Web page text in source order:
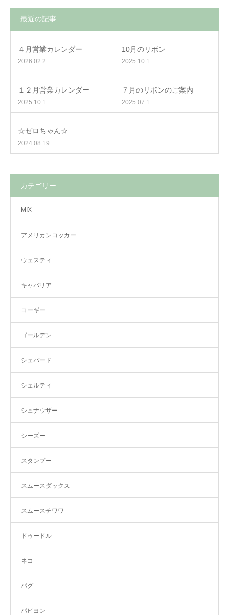
最近の記事
４月営業カレンダー
2026.02.2
10月のリボン
2025.10.1
１２月営業カレンダー
2025.10.1
７月のリボンのご案内
2025.07.1
☆ゼロちゃん☆
2024.08.19
カテゴリー
MIX
アメリカンコッカー
ウェスティ
キャバリア
コーギー
ゴールデン
シェパード
シェルティ
シュナウザー
シーズー
スタンプー
スムースダックス
スムースチワワ
ドゥードル
ネコ
パグ
パピヨン